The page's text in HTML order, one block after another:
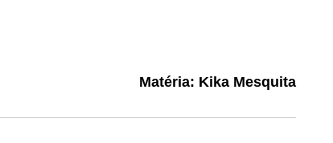
Matéria: Kika Mesquita